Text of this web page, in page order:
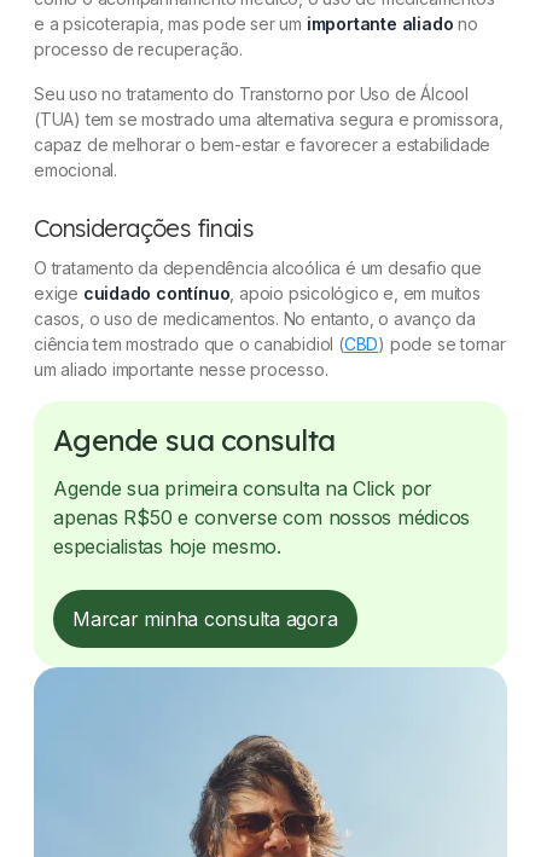
e a psicoterapia, mas pode ser um importante aliado no
processo de recuperação.
Seu uso no tratamento do Transtorno por Uso de Álcool
(TUA) tem se mostrado uma alternativa segura e promissora,
capaz de melhorar o bem-estar e favorecer a estabilidade
emocional.
Considerações finais
O tratamento da dependência alcoólica é um desafio que
exige cuidado contínuo , apoio psicológico e, em muitos
casos, o uso de medicamentos. No entanto, o avanço da
ciência tem mostrado que o canabidiol (CBD) pode se tornar
um aliado importante nesse processo.
Agende sua consulta
Agende sua primeira consulta na Click por
apenas R$50 e converse com nossos médicos
especialistas hoje mesmo.
Marcar minha consulta agora